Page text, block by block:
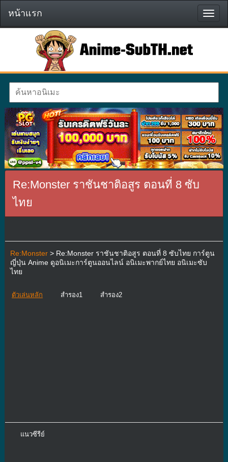
หน้า
แรก
หน้าแรก
Re:Monster ราชันชาติอสูร ตอนที่ 8 ซับ
ไทย
Re:Monster> Re:Monster ราชันชาติอสูร ตอนที่ 8 ซับไทย การ์ตูน
ญี่ปุ่น Anime ดูอนิเมะการ์ตูนออนไลน์ อนิเมะพากย์ไทย อนิเมะซับ
ไทย
ตัวเล่นหลัก สำรอง1 สำรอง2
แนวซีรีย์